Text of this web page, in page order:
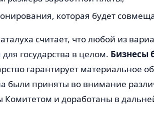
которая будет
считает, что любой из
государства в целом. Бизнесы
гарантирует материальное
были приняты во внимание
Комитетом и доработаны в